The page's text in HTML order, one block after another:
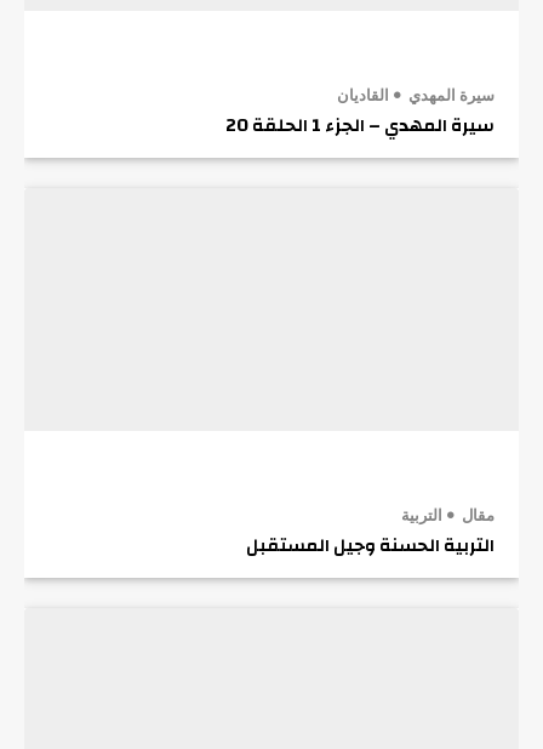
سيرة المهدي القاديان
سيرة المهدي – الجزء 1 الحلقة 20
مقال التربية
التربية الحسنة وجيل المستقبل